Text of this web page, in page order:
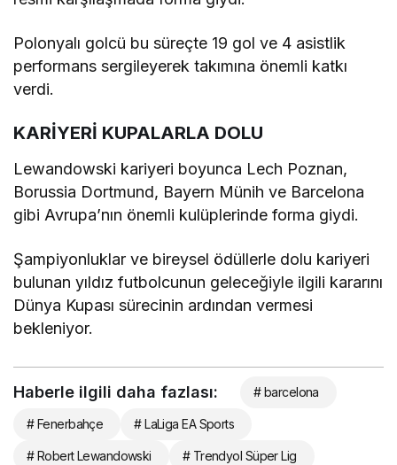
Polonyalı golcü bu süreçte 19 gol ve 4 asistlik
performans sergileyerek takımına önemli katkı
verdi.
KARİYERİ KUPALARLA DOLU
Lewandowski kariyeri boyunca Lech Poznan,
Borussia Dortmund, Bayern Münih ve Barcelona
gibi Avrupa’nın önemli kulüplerinde forma giydi.
Şampiyonluklar ve bireysel ödüllerle dolu kariyeri
bulunan yıldız futbolcunun geleceğiyle ilgili kararını
Dünya Kupası sürecinin ardından vermesi
bekleniyor.
Haberle ilgili daha fazlası: # barcelona
# Fenerbahçe # LaLiga EA Sports
# Robert Lewandowski # Trendyol Süper Lig